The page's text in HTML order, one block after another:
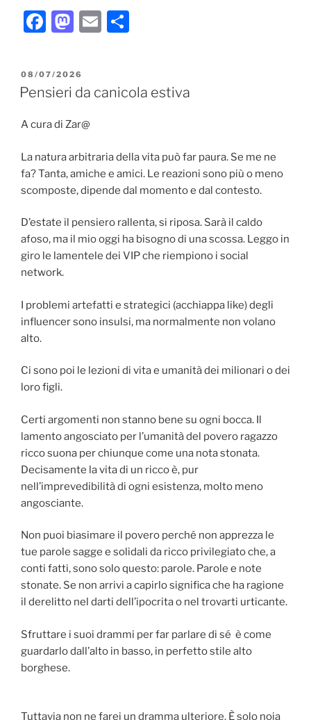
F
c
e
o
o
k
M
st
o
o
n
E
l
di
PUBBLICATO
IL
08/07/2026
Pensieri da canicola estiva
A cura di Zar@
La natura arbitraria della vita può far paura. Se me ne
fa? Tanta, amiche e amici. Le reazioni sono più o meno
scomposte, dipende dal momento e dal contesto.
D’estate il pensiero rallenta, si riposa. Sarà il caldo
afoso, ma il mio oggi ha bisogno di una scossa. Leggo in
giro le lamentele dei VIP che riempiono i social
network.
I problemi artefatti e strategici (acchiappa like) degli
influencer sono insulsi, ma normalmente non volano
alto.
Ci sono poi le lezioni di vita e umanità dei milionari o dei
loro figli.
Certi argomenti non stanno bene su ogni bocca. Il
lamento angosciato per l’umanità del povero ragazzo
ricco suona per chiunque come una nota stonata.
Decisamente la vita di un ricco è, pur
nell’imprevedibilità di ogni esistenza, molto meno
angosciante.
Non puoi biasimare il povero perché non apprezza le
tue parole sagge e solidali da ricco privilegiato che, a
conti fatti, sono solo questo: parole. Parole e note
stonate. Se non arrivi a capirlo significa che ha ragione
il derelitto nel darti dell’ipocrita o nel trovarti urticante.
Sfruttare i suoi drammi per far parlare di sé è come
guardarlo dall’alto in basso, in perfetto stile alto
borghese.
Tuttavia non ne farei un dramma ulteriore. È solo noia